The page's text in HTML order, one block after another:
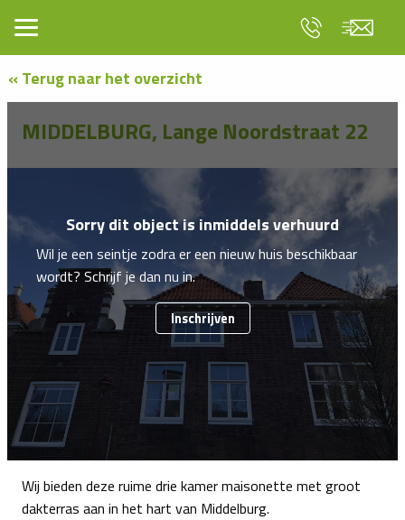
« Terug naar het overzicht
Sorry dit object is inmiddels verhuurd
Wil je een seintje zodra er een nieuw huis beschikbaar
wordt? Schrijf je dan nu in.
Inschrijven
MIDDELBURG, Lange Noordstraat 22
Wij bieden deze ruime drie kamer maisonette met groot
dakterras aan in het hart van Middelburg.